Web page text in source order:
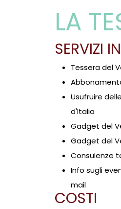
LA
SERVIZI
Tessera del
Usufruire
d'Italia
Gadget del
Gadget del
Consulenze
Info sugli
mail
COSTI